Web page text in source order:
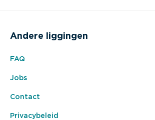
Andere liggingen
FAQ
Jobs
Contact
Privacybeleid